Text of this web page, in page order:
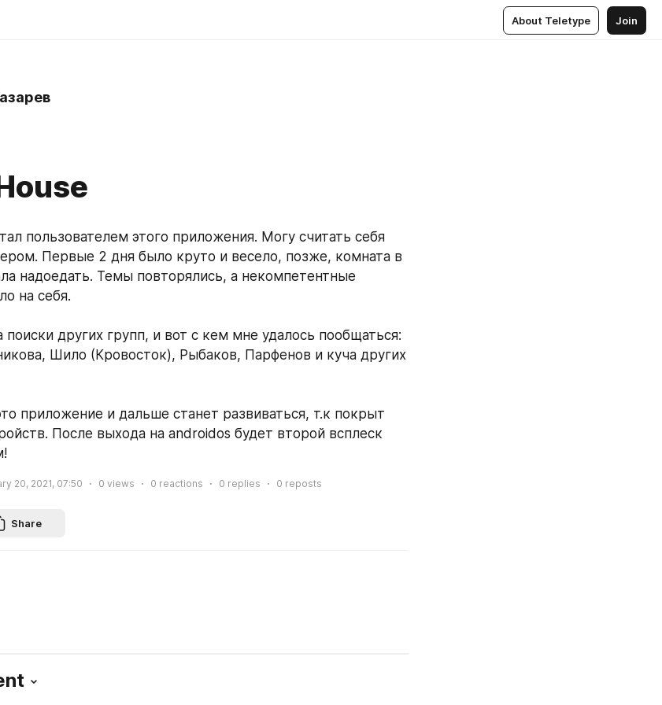
About Teletype Join
пользователем этого приложения. Могу считать себя
Первые 2 дня было круто и весело, позже, комната в
надоедать. Темы повторялись, а некомпетентные
на себя.
других групп, и вот с кем мне удалось пообщаться:
Шило (Кровосток), Рыбаков, Парфенов и куча других
приложение и дальше станет развиваться, т.к покрыт
После выхода на androidos будет второй всплеск
20, 2021, 07:50 0 views 0 reactions 0 replies 0 reposts
Share